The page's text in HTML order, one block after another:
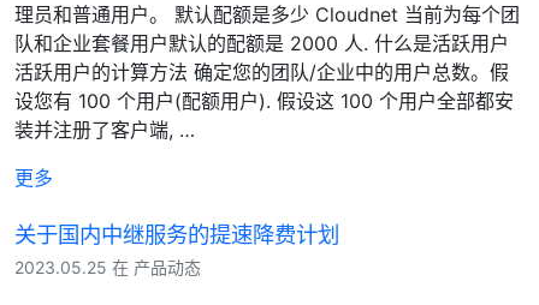
理员和普通用户。 默认配额是多少 Cloudnet 当前为每个团
队和企业套餐用户默认的配额是 2000 人. 什么是活跃用户
活跃用户的计算方法 确定您的团队/企业中的用户总数。假
设您有 100 个用户(配额用户). 假设这 100 个用户全部都安
装并注册了客户端, …
更多
关于国内中继服务的提速降费计划
2023.05.25 在 产品动态